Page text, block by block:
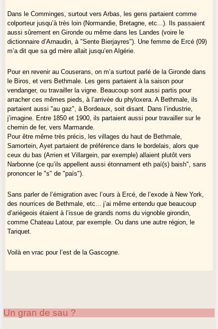
Dans le Comminges, surtout vers Arbas, les gens partaient comme
colporteur jusqu’à très loin (Normandie, Bretagne, etc...). Ils passaient
aussi sûrement en Gironde ou même dans les Landes (voire le
dictionnaire d’Arnaudin, à "Sente Bierjayres"). Une femme de Ercé (09)
m’a dit que sa gd mère allait jusqu’en Algérie.
Pour en revenir au Couserans, on m’a surtout parlé de la Gironde dans
le Biros, et vers Bethmale. Les gens partaient à la saison pour
vendanger, ou travailler la vigne. Beaucoup sont aussi partis pour
arracher ces mêmes pieds, à l’arrivée du phyloxera. A Bethmale, ils
partaient aussi "au gaz", à Bordeaux, soit disant. Dans l’industrie,
j’imagine. Entre 1850 et 1900, ils partaient aussi pour travailler sur le
chemin de fer, vers Marmande.
Pour être même très précis, les villages du haut de Bethmale,
Samortein, Ayet partaient de préférence dans le bordelais, alors que
ceux du bas (Arrien et Villargein, par exemple) allaient plutôt vers
Narbonne (ce qu’ils appellent aussi étonnament eth paí(s) baish", sans
prononcer le "s" de "país").
Sans parler de l’émigration avec l’ours à Ercé, de l’exode à New York,
des nourrices de Bethmale, etc... j’ai même entendu que beaucoup
d’ariégeois étaient à l’issue de grands noms du vignoble girondin,
comme Chateau Latour, par exemple. Ou dans une autre région, le
Tariquet.
Voilà en vrac pour l’est de la Gascogne.
Un gran de sau ?